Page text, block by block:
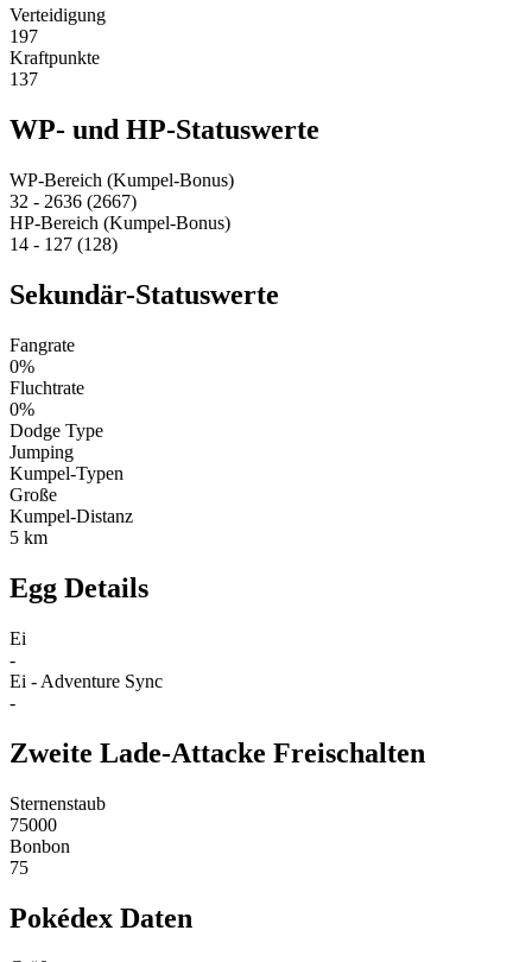
Verteidigung
197
Kraftpunkte
137
WP- und HP-Statuswerte
WP-Bereich (Kumpel-Bonus)
32 - 2636 (2667)
HP-Bereich (Kumpel-Bonus)
14 - 127 (128)
Sekundär-Statuswerte
Fangrate
0%
Fluchtrate
0%
Dodge Type
Jumping
Kumpel-Typen
Große
Kumpel-Distanz
5 km
Egg Details
Ei
-
Ei - Adventure Sync
-
Zweite Lade-Attacke Freischalten
Sternenstaub
75000
Bonbon
75
Pokédex Daten